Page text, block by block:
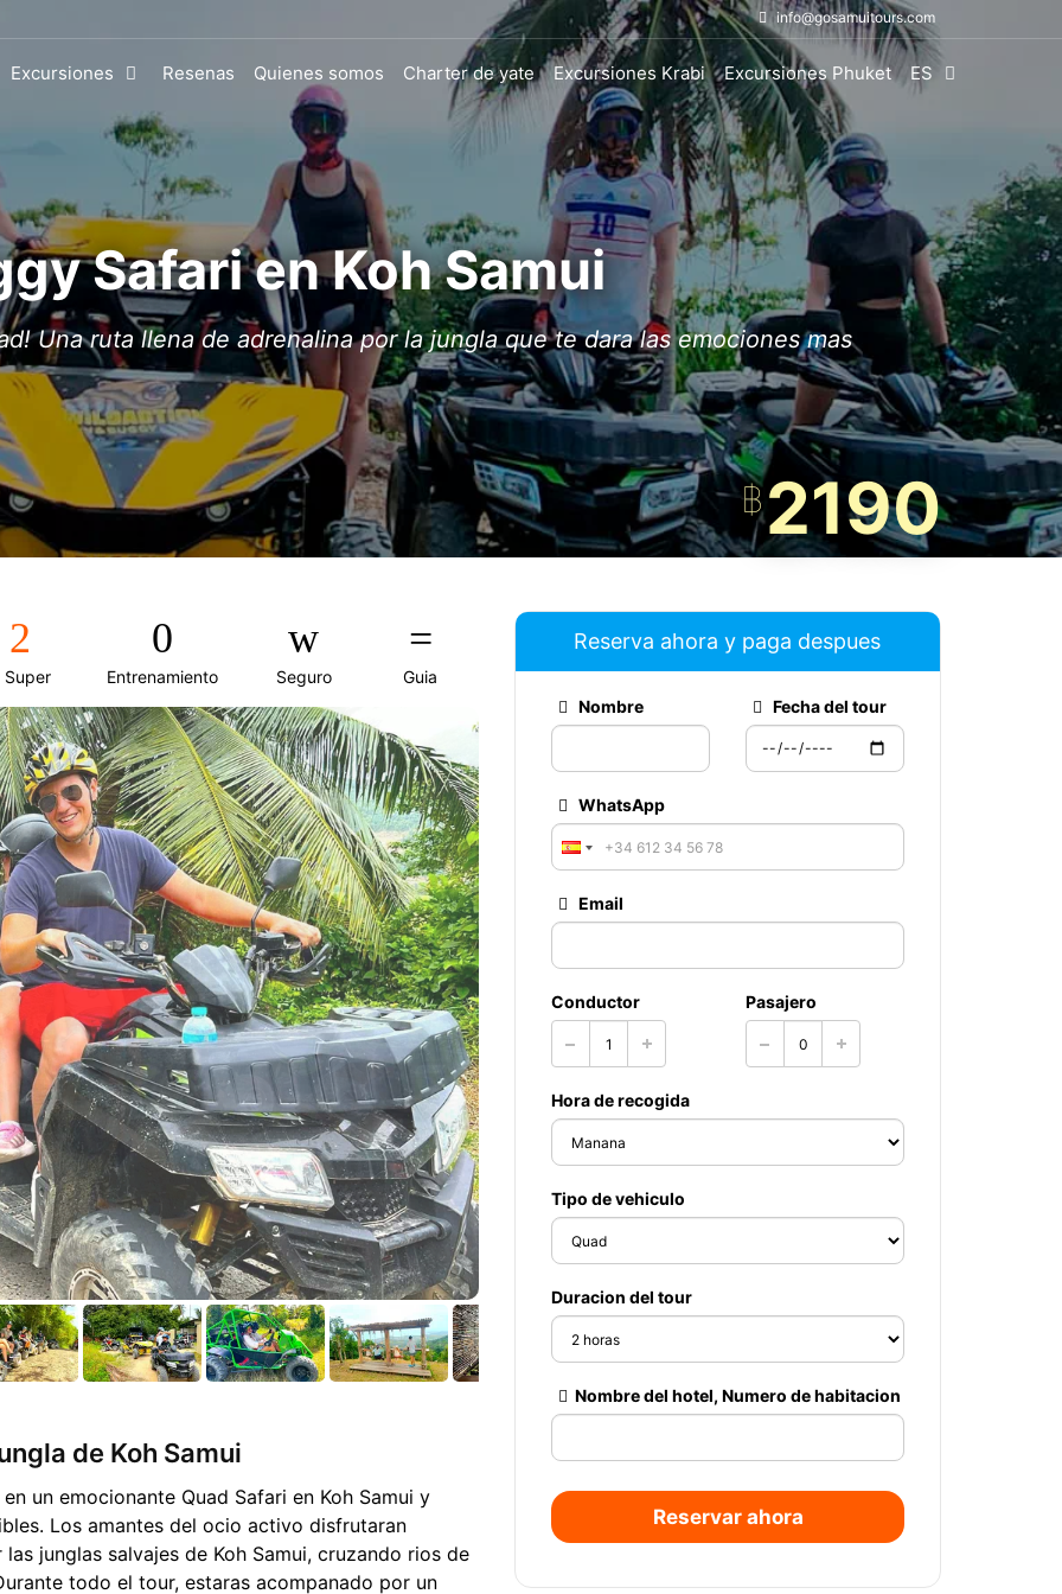
info@gosamuitours.com
Excursiones Resenas Quienes somos Charter de yate Excursiones Krabi Excursiones Phuket ES
Safari en Koh Samui
Una ruta llena de adrenalina por la jungla que te dara las emociones mas
฿2190
Super Entrenamiento Seguro Guia
de Koh Samui
un emocionante Quad Safari en Koh Samui y
Los amantes del ocio activo disfrutaran
junglas salvajes de Koh Samui, cruzando rios de
todo el tour, estaras acompanado por un
Reserva ahora y paga despues
Nombre Fecha del tour
WhatsApp
Email
Conductor Pasajero
Hora de recogida
Tipo de vehiculo
Duracion del tour
Nombre del hotel, Numero de habitacion
Reservar ahora